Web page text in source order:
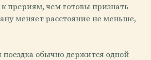
прериям, чем готовы признать
меняет расстояние не меньше,
обычно держится одной